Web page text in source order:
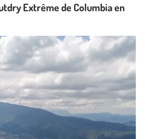
Extrême de Columbia en